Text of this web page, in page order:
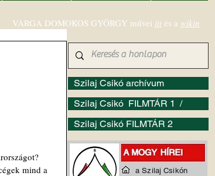
mind a
Szilaj Csikó archívum
Szilaj Csikó FILMTÁR 1 /
Szilaj Csikó FILMTÁR 2
VARGA DOMOKOS GYÖRGY művei itt és a wikin
a Szilaj Csikón